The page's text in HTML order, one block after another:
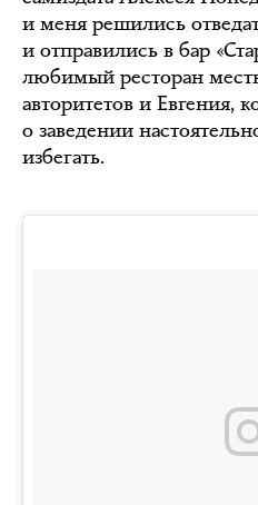
и меня решились
и отправились в бар
любимый ресторан
авторитетов и Евгения,
о заведении
избегать.